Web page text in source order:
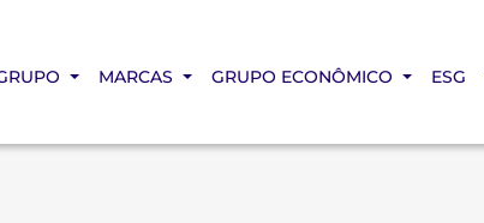
MARCAS GRUPO ECONÔMICO ESG